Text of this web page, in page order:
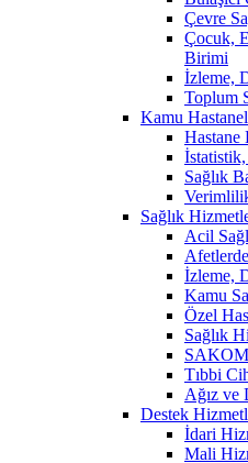
Çevre
Çocuk,
Birimi
İzleme,
Toplum
Kamu
Sağlık
Sağlık
Acil
İzleme,
Kamu
Özel
Sağlık
Tıbbi
Ağız ve
Destek
İdari
Mali